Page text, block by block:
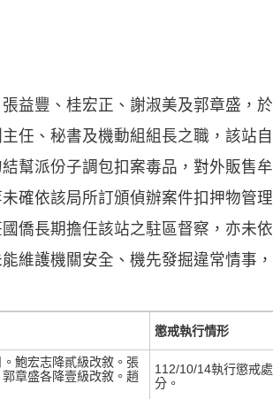
益豐、桂宏正、謝淑美及郭章盛，於
任、秘書及機動組組長之職，該站自
幫派份子調包扣案毒品，對外販售牟
確依該局所訂頒偵辦案件扣押物管理
僑長期擔任該站之駐區督察，亦未依
維護機關安全、機先發掘違常情事，
懲戒執行情形
鮑宏志降貳級改敘。張
章盛各降壹級改敘。趙
112/10/14執行懲戒處
分。